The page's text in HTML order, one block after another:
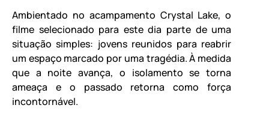
Ambientado no acampamento Crystal Lake, o
filme selecionado para este dia parte de uma
situação simples: jovens reunidos para reabrir
um espaço marcado por uma tragédia. À medida
que a noite avança, o isolamento se torna
ameaça e o passado retorna como força
incontornável.